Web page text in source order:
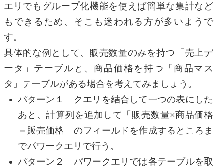
エリでもグループ化機能を使えば簡単な集計など
もできるため、そこも迷われる方が多いようで
す。
具体的な例として、販売数量のみを持つ「売上デ
ータ」テーブルと、商品価格を持つ「商品マス
タ」テーブルがある場合を考えてみましょう。
パターン１ クエリを結合して一つの表にした
あと、計算列を追加して「販売数量×商品価格
＝販売価格」のフィールドを作成するところま
でパワークエリで行う。
パターン２ パワークエリでは各テーブルを取